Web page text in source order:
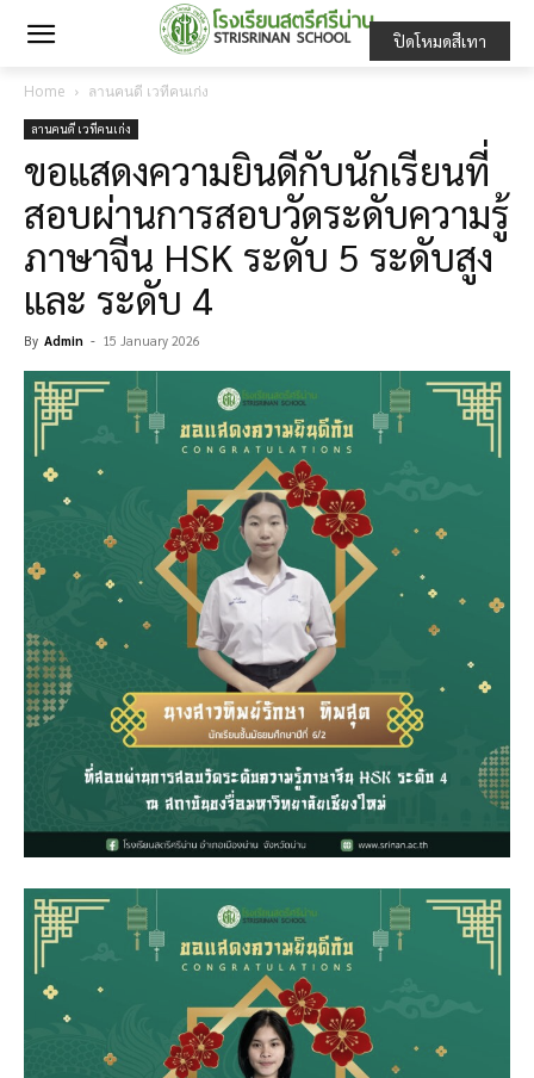
Home ลานคนดี เวทีคนเก่ง
ลานคนดี เวทีคนเก่ง
ขอแสดงความยินดีกับนักเรียนที่
สอบผ่านการสอบวัดระดับความรู้
ภาษาจีน HSK ระดับ 5 ระดับสูง
และ ระดับ 4
By Admin - 15 January 2026
ปิดโหมดสีเทา